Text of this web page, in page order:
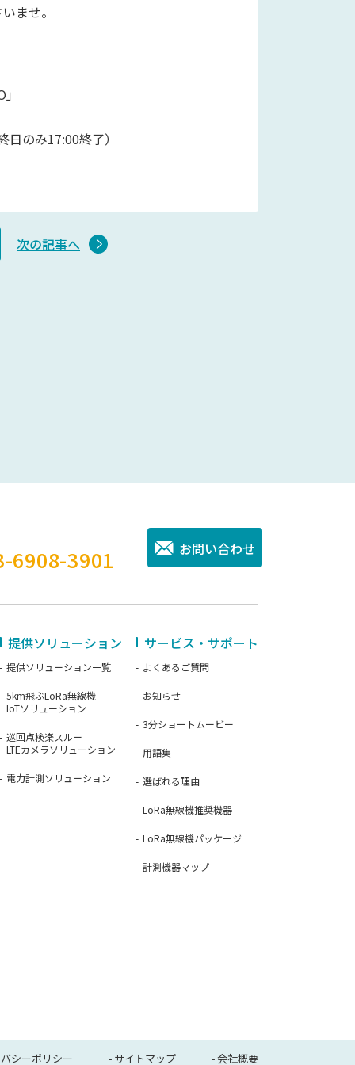
ませ。
のみ17:00終了）
次の記事へ
提供ソリューション
提供ソリューション一覧
5km飛ぶLoRa無線機
IoTソリューション
巡回点検楽スルー
LTEカメラソリューション
電力計測ソリューション
サービス・サポート
よくあるご質問
お知らせ
3分ショートムービー
用語集
選ばれる理由
LoRa無線機推奨機器
LoRa無線機パッケージ
計測機器マップ
6908-3901 お問い合わせ
シーポリシー サイトマップ 会社概要